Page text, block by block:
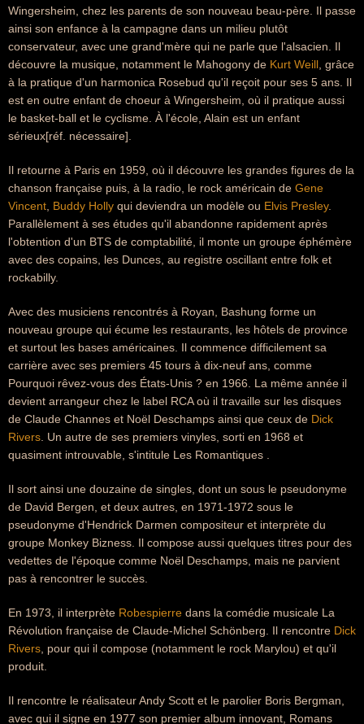
Wingersheim, chez les parents de son nouveau beau-père. Il passe
ainsi son enfance à la campagne dans un milieu plutôt
conservateur, avec une grand'mère qui ne parle que l'alsacien. Il
découvre la musique, notamment le Mahogony de Kurt Weill , grâce
à la pratique d'un harmonica Rosebud qu'il reçoit pour ses 5 ans. Il
est en outre enfant de choeur à Wingersheim, où il pratique aussi
le basket-ball et le cyclisme. À l'école, Alain est un enfant
sérieux[réf. nécessaire].
Il retourne à Paris en 1959, où il découvre les grandes figures de la
chanson française puis, à la radio, le rock américain de Gene
Vincent Buddy Holly qui deviendra un modèle ou Elvis Presley.
Parallèlement à ses études qu'il abandonne rapidement après
l'obtention d'un BTS de comptabilité, il monte un groupe éphémère
avec des copains, les Dunces, au registre oscillant entre folk et
rockabilly.
Avec des musiciens rencontrés à Royan, Bashung forme un
nouveau groupe qui écume les restaurants, les hôtels de province
et surtout les bases américaines. Il commence difficilement sa
carrière avec ses premiers 45 tours à dix-neuf ans, comme
Pourquoi rêvez-vous des États-Unis ? en 1966. La même année il
devient arrangeur chez le label RCA où il travaille sur les disques
de Claude Channes et Noël Deschamps ainsi que ceux de Dick
Rivers . Un autre de ses premiers vinyles, sorti en 1968 et
quasiment introuvable, s'intitule Les Romantiques .
Il sort ainsi une douzaine de singles, dont un sous le pseudonyme
de David Bergen, et deux autres, en 1971-1972 sous le
pseudonyme d'Hendrick Darmen compositeur et interprète du
groupe Monkey Bizness. Il compose aussi quelques titres pour des
vedettes de l'époque comme Noël Deschamps, mais ne parvient
pas à rencontrer le succès.
En 1973, il interprète Robespierre dans la comédie musicale La
Révolution française de Claude-Michel Schönberg. Il rencontre Dick
Rivers , pour qui il compose (notamment le rock Marylou) et qu'il
produit.
Il rencontre le réalisateur Andy Scott et le parolier Boris Bergman,
avec qui il signe en 1977 son premier album innovant, Romans